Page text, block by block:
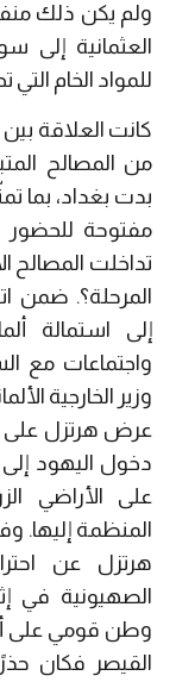
ولم يكن ذلك
العثمانية إلى
للمواد الخام
كانت العلاقة
من المصالح
بدت بغداد، بما
مفتوحة للحضور
تداخلت المصالح
المرحلة؟. ضمن
إلى استمالة
واجتماعات مع
وزير الخارجية
عرض هرتزل على
دخول اليهود
على الأراضي
المنظمة إليها.
هرتزل عن
الصهيونية في
وطن قومي على
القيصر فكان